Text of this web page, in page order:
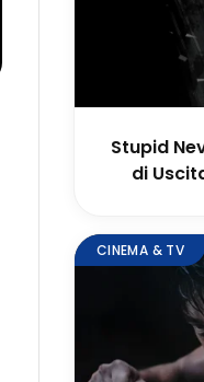
Stupid
di
CINEMA & TV